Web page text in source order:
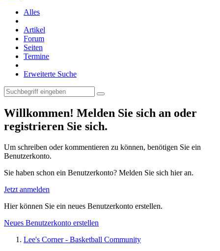
Alles
Artikel
Forum
Seiten
Termine
Erweiterte Suche
Willkommen! Melden Sie sich an oder
registrieren Sie sich.
Um schreiben oder kommentieren zu können, benötigen Sie ein
Benutzerkonto.
Sie haben schon ein Benutzerkonto? Melden Sie sich hier an.
Jetzt anmelden
Hier können Sie ein neues Benutzerkonto erstellen.
Neues Benutzerkonto erstellen
Lee's Corner - Basketball Community